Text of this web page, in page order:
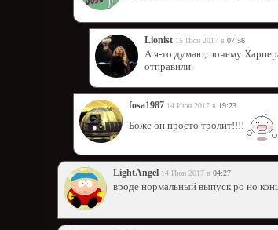
Lionist 15 Июн 2017 в 07:56
А я-то думаю, почему Харпера
отправили.
fosa1987 14 Июн 2017 в 19:23
Боже он просто тролит!!!!
LightAngel 14 Июн 2017 в 04:27
вроде нормальный выпуск ро но